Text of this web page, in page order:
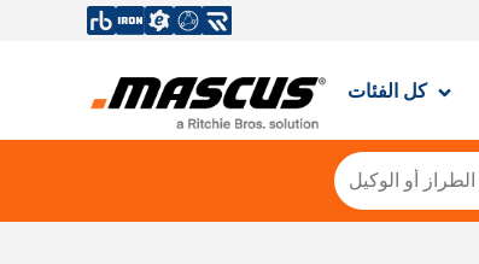
كل الفئات